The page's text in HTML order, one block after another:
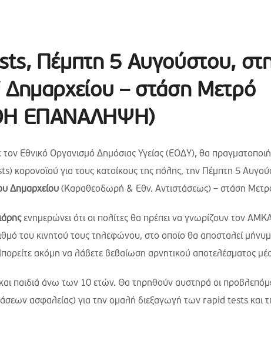
Πέμπτη 5 Αυγούστου,
Δημαρχείου – στάση Μετρό
ΕΠΑΝΑΛΗΨΗ)
Εθνικό Οργανισμό Δημόσιας Υγείας (ΕΟΔΥ), θα
κορονοϊού για τους κατοίκους της πόλης, την Πέμπτη 5
Δημαρχείου (Καραθεοδωρή & Εθν. Αντιστάσεως) – στάση Μετρό
ενημερώνει ότι οι πολίτες θα πρέπει να γνωρίζουν τον
του κινητού τους τηλεφώνου, στο οποίο θα αποσταλεί
ακόμη να λάβετε βεβαίωση αρνητικού αποτελέσματος
παιδιά άνω των 10 ετών. Θα τηρηθούν αυστηρά οι
ασφαλείας) για την ομαλή διεξαγωγή των rapid tests και